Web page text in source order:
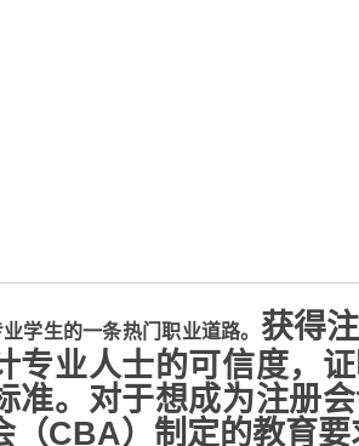
学生的一条热门职业道路。 获得
专业人士的可信度，
准。对于想成为注册
（CBA）制定的教育要